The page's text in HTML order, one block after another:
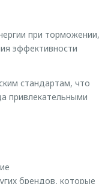
при торможении,
эффективности
стандартам, что
привлекательными
брендов, которые